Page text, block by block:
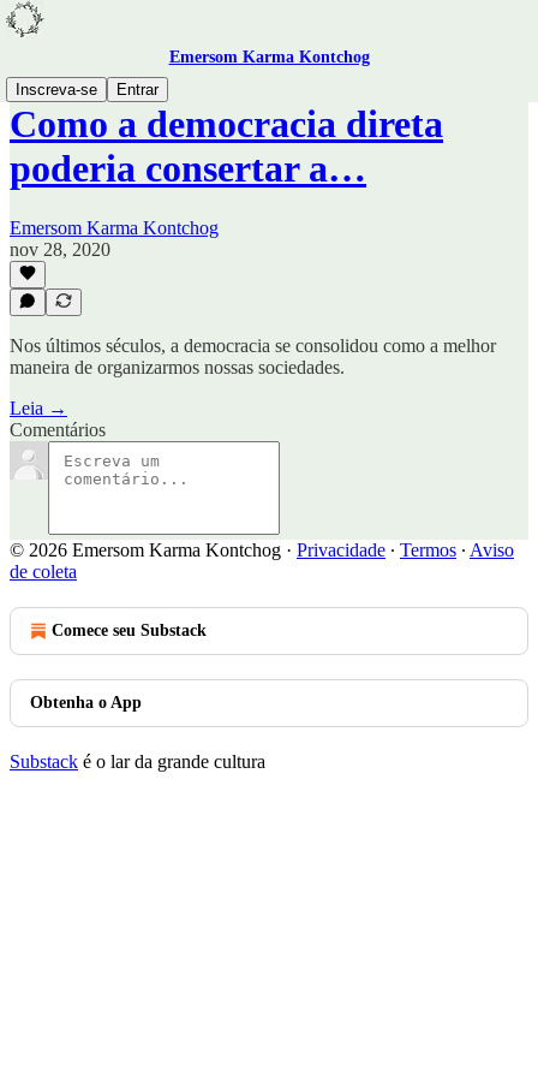
Emersom Karma Kontchog
Inscreva-se
Entrar
Como a democracia direta
poderia consertar a…
Emersom Karma Kontchog
nov 28, 2020
Nos últimos séculos, a democracia se consolidou como a melhor
maneira de organizarmos nossas sociedades.
Leia →
Comentários
© 2026 Emersom Karma Kontchog · Privacidade ∙ Termos ∙ Aviso
de coleta
Comece seu Substack
Obtenha o App
Substack é o lar da grande cultura